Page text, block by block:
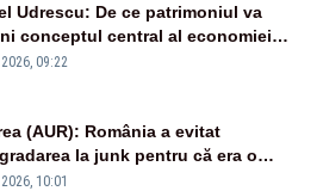
Udrescu: De ce patrimoniul va
conceptul central al economiei
09:22
(AUR): România a evitat
la junk pentru că era o
pentru bănci și fondurile de
10:01